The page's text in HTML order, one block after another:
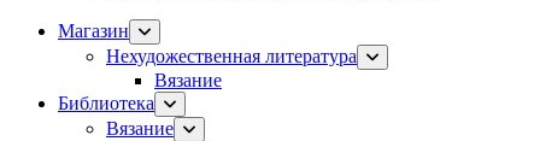
Магазин
Нехудожественная литература
Вязание
Библиотека
Вязание